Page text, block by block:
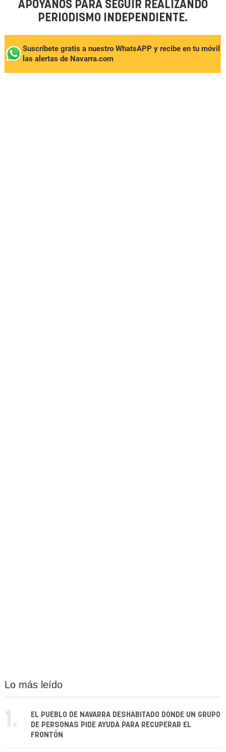
APÓYANOS PARA SEGUIR REALIZANDO
PERIODISMO INDEPENDIENTE.
Suscríbete gratis a nuestro WhatsAPP y recibe en tu móvil
las alertas de Navarra.com
Lo más leído
1.
EL PUEBLO DE NAVARRA DESHABITADO DONDE UN GRUPO
DE PERSONAS PIDE AYUDA PARA RECUPERAR EL
FRONTÓN